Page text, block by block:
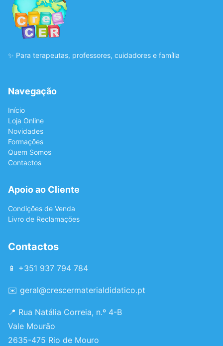
✨ Para terapeutas, professores, cuidadores e família
Navegação
Início
Loja Online
Novidades
Formações
Quem Somos
Contactos
Apoio ao Cliente
Condições de Venda
Livro de Reclamações
Contactos
📱 +351 937 794 784
✉️ geral@crescermaterialdidatico.pt
📍 Rua Natália Correia, n.º 4-B
Vale Mourão
2635-475 Rio de Mouro